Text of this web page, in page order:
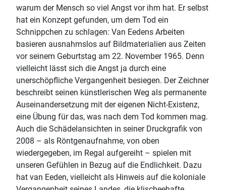
warum der Mensch so viel Angst vor ihm hat. Er selbst
hat ein Konzept gefunden, um dem Tod ein
Schnippchen zu schlagen: Van Eedens Arbeiten
basieren ausnahmslos auf Bildmaterialien aus Zeiten
vor seinem Geburtstag am 22. November 1965. Denn
vielleicht lässt sich die Angst ja durch eine
unerschöpfliche Vergangenheit besiegen. Der Zeichner
beschreibt seinen künstlerischen Weg als permanente
Auseinandersetzung mit der eigenen Nicht-Existenz,
eine Übung für das, was nach dem Tod kommen mag.
Auch die Schädelansichten in seiner Druckgrafik von
2008 – als Röntgenaufnahme, von oben
wiedergegeben, im Regal aufgereiht – spielen mit
unseren Gefühlen in Bezug auf die Endlichkeit. Dazu
hat van Eeden, vielleicht als Hinweis auf die koloniale